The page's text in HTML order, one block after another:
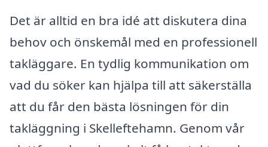
Det är alltid en bra idé att diskutera dina
behov och önskemål med en professionell
takläggare. En tydlig kommunikation om
vad du söker kan hjälpa till att säkerställa
att du får den bästa lösningen för din
takläggning i Skelleftehamn. Genom vår